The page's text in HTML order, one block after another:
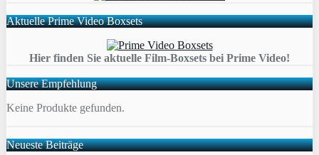
Aktuelle Prime Video Boxsets
Hier finden Sie aktuelle Film-Boxsets bei Prime Video!
Unsere Empfehlung
Keine Produkte gefunden.
Neueste Beiträge